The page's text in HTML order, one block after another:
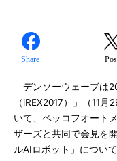
Share
デンソーウェーブは
（iREX2017）」（11
いて、ベッコフオート
ザーズと共同で会見を
ルAIロボット」につい